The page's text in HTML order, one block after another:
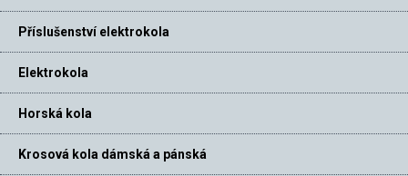
Příslušenství elektrokola
Elektrokola
Horská kola
Krosová kola dámská a pánská